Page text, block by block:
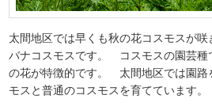
太間地区では早くも秋の花コスモスが
バナコスモスです。 コスモスの園芸種
の花が特徴的です。 太間地区では園路
モスと普通のコスモスを育てています。